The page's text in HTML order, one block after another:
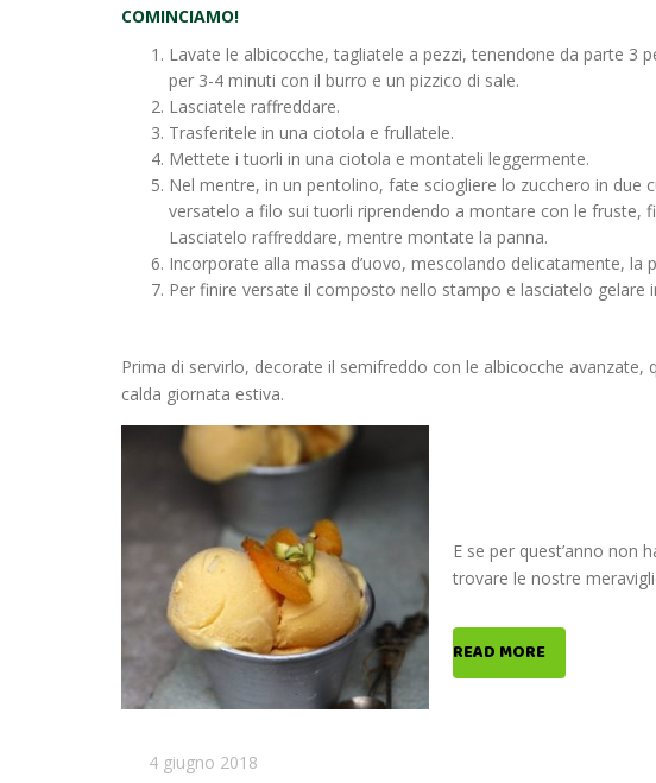
COMINCIAMO!
Lavate le albicocche, tagliatele a pezzi, tenendone da parte 3
per 3-4 minuti con il burro e un pizzico di sale.
Lasciatele raffreddare.
Trasferitele in una ciotola e frullatele.
Mettete i tuorli in una ciotola e montateli leggermente.
Nel mentre, in un pentolino, fate sciogliere lo zucchero in due
versatelo a filo sui tuorli riprendendo a montare con le
Lasciatelo raffreddare, mentre montate la panna.
Incorporate alla massa d’uovo, mescolando delicatamente, la
Per finire versate il composto nello stampo e lasciatelo gelare
Prima di servirlo, decorate il semifreddo con le albicocche
calda giornata estiva.
E se per quest’anno non
trovare le nostre
READ MORE
4 giugno 2018